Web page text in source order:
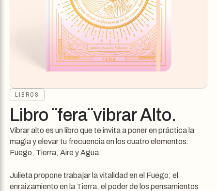
LIBROS
Libro ¨fera¨vibrar Alto.
Vibrar alto es un libro que te invita a poner en práctica la
magia y elevar tu frecuencia en los cuatro elementos:
Fuego, Tierra, Aire y Agua.
Julieta propone trabajar la vitalidad en el Fuego; el
enraizamiento en la Tierra; el poder de los pensamientos